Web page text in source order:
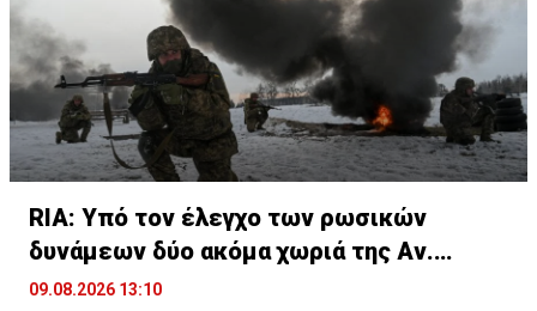
RIA: Υπό τον έλεγχο των ρωσικών
δυνάμεων δύο ακόμα χωριά της Αν.
Ουκρανίας
09.08.2026 13:10